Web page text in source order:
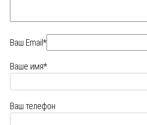
Ваш Email*
Ваше имя*
Ваш телефон